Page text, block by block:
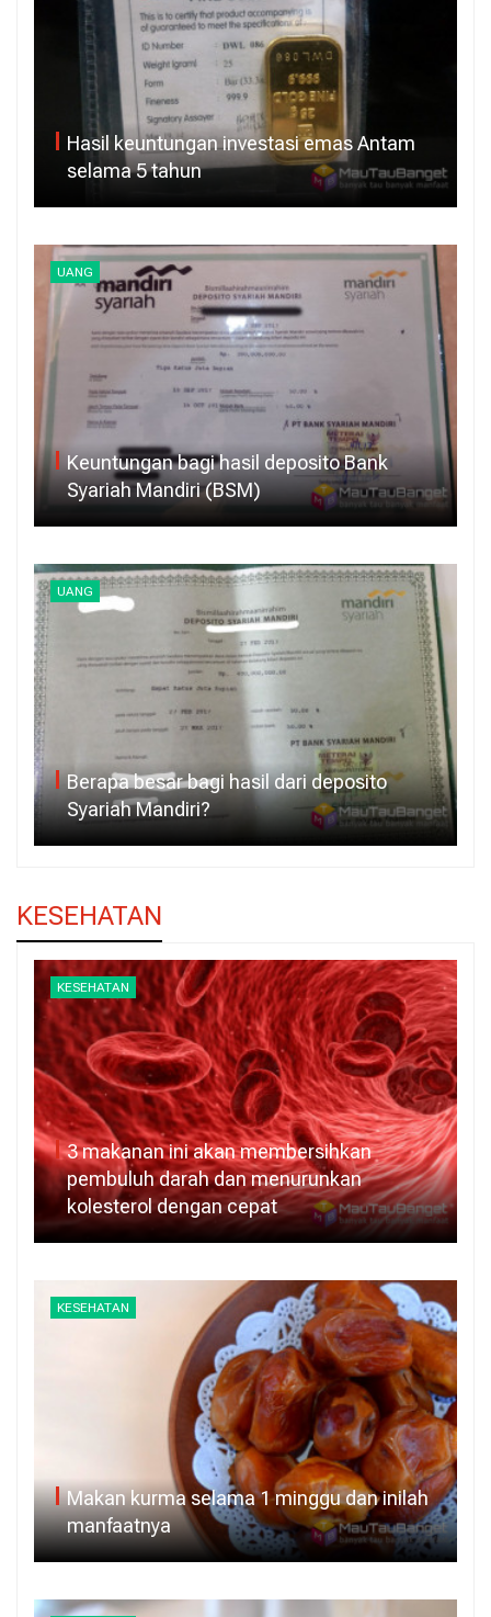
Hasil keuntungan investasi emas Antam
selama 5 tahun
UANG
Keuntungan bagi hasil deposito Bank
Syariah Mandiri (BSM)
UANG
Berapa besar bagi hasil dari deposito
Syariah Mandiri?
KESEHATAN
KESEHATAN
3 makanan ini akan membersihkan
pembuluh darah dan menurunkan
kolesterol dengan cepat
KESEHATAN
Makan kurma selama 1 minggu dan inilah
manfaatnya